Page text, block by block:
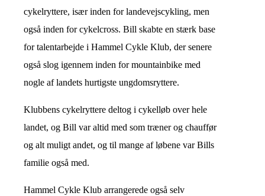
cykelryttere, især inden for landevejscykling, men
også inden for cykelcross. Bill skabte en stærk base
for talentarbejde i Hammel Cykle Klub, der senere
også slog igennem inden for mountainbike med
nogle af landets hurtigste ungdomsryttere.
Klubbens cykelryttere deltog i cykelløb over hele
landet, og Bill var altid med som træner og chauffør
og alt muligt andet, og til mange af løbene var Bills
familie også med.
Hammel Cykle Klub arrangerede også selv